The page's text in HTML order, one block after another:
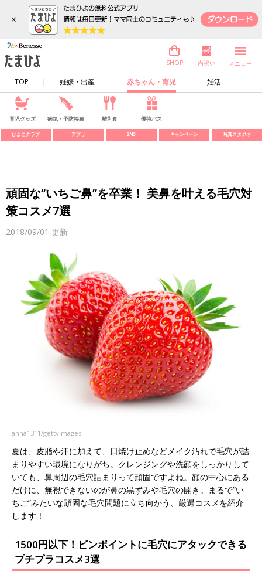
×
TOP 妊娠・出産 赤ちゃん・育児 妊活
SHOP 内祝い メニュー
育児グッズ 病気・予防接種 離乳食 優待パス
ひよこクラブ アプリ SNS キャンペーン 写真スタジオ
頑固な“いちご鼻”を卒業！ 美鼻を叶える毛穴対
策コスメ7選
2018/09/01 更新
anna1311/gettyimages
夏は、皮脂や汗に加えて、日焼け止めなどメイク汚れで毛穴が詰
まりやすい環境になりがち。クレンジングや洗顔をしっかりして
いても、鼻周辺の毛穴詰まりって頑固ですよね。顔の中心にある
だけに、無視できないのが鼻の黒ずみや毛穴の開き。まるで”い
ちご”みたいな頑固な毛穴問題に立ち向かう、厳選コスメを紹介
します！
1500円以下！ピンポイントに毛穴にアタックできる
プチプラコスメ3選